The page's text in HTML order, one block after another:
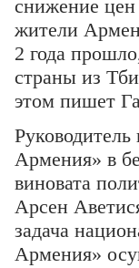
снижение цен
жители
2 года
страны из
этом пишет
Армения» в
виновата
Арсен
задача
Армения»